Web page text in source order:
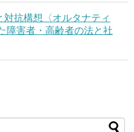
抗構想〈オルタナティ
障害者・高齢者の法と社